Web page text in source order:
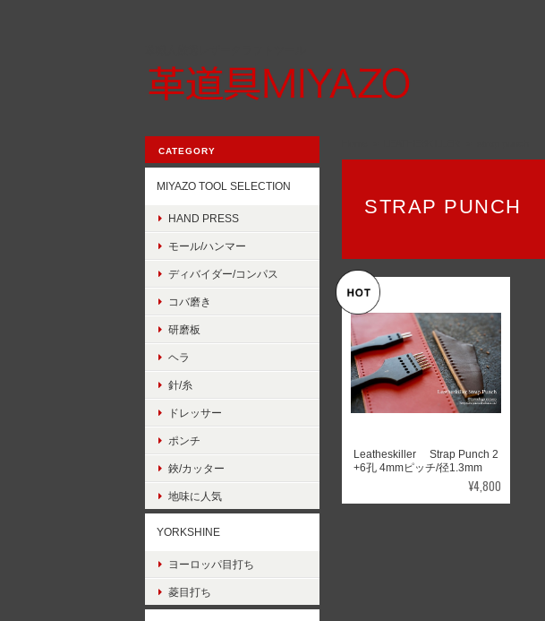
STRAP PUNCH
Leatheskiller Strap Punch 2
+6孔 4mmピッチ/径1.3mm
¥4,800
CATEGORY
MIYAZO TOOL SELECTION
HAND PRESS
モール/ハンマー
ディバイダー/コンパス
コバ磨き
研磨板
ヘラ
針/糸
ドレッサー
ポンチ
鋏/カッター
地味に人気
YORKSHINE
ヨーロッパ目打ち
菱目打ち